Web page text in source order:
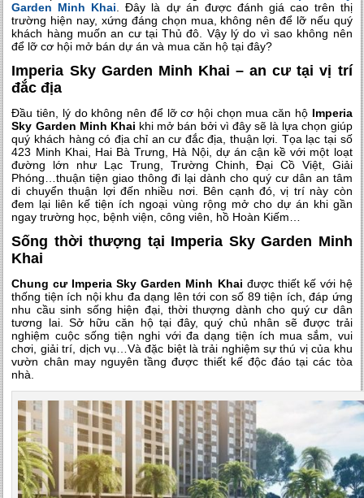
Garden Minh Khai. Đây là dự án được đánh giá cao trên thị
trường hiện nay, xứng đáng chọn mua, không nên để lỡ nếu quý
khách hàng muốn an cư tại Thủ đô. Vậy lý do vì sao không nên
để lỡ cơ hội mở bán dự án và mua căn hộ tại đây?
Imperia Sky Garden Minh Khai – an cư tại vị trí
đắc địa
Đầu tiên, lý do không nên để lỡ cơ hội chọn mua căn hộ Imperia
Sky Garden Minh Khai khi mở bán bởi vì đây sẽ là lựa chọn giúp
quý khách hàng có địa chỉ an cư đắc địa, thuận lợi. Tọa lạc tại số
423 Minh Khai, Hai Bà Trưng, Hà Nội, dự án cận kề với một loạt
đường lớn như Lạc Trung, Trường Chinh, Đại Cồ Việt, Giải
Phóng…thuận tiện giao thông đi lại dành cho quý cư dân an tâm
di chuyển thuận lợi đến nhiều nơi. Bên cạnh đó, vị trí này còn
đem lại liên kế tiện ích ngoại vùng rộng mở cho dự án khi gần
ngay trường học, bệnh viện, công viên, hồ Hoàn Kiếm…
Sống thời thượng tại Imperia Sky Garden Minh
Khai
Chung cư Imperia Sky Garden Minh Khai được thiết kế với hệ
thống tiện ích nội khu đa dạng lên tới con số 89 tiện ích, đáp ứng
nhu cầu sinh sống hiện đại, thời thượng dành cho quý cư dân
tương lai. Sở hữu căn hộ tại đây, quý chủ nhân sẽ được trải
nghiệm cuộc sống tiện nghi với đa dạng tiện ích mua sắm, vui
chơi, giải trí, dịch vụ…Và đặc biệt là trải nghiệm sự thú vị của khu
vườn chân may nguyên tầng được thiết kế độc đáo tại các tòa
nhà.